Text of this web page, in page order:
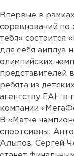
Впервые в
соревнований по
тебя» состоится
для себя амплуа
олимпийских
представителей
ребята из
агентству ЕАН в
компании
В «Матче
спортсмены:
Алыпов, Сергей